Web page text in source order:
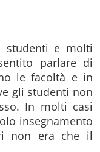
studenti e molti
parlare di
le facoltà e in
gli studenti non
In molti casi
insegnamento
non era che il